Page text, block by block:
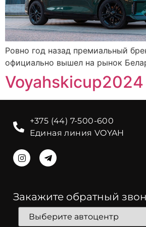
Ровно год назад премиальный
официально вышел на рынок
Voyahskicup2024
+375 (44) 7-500-600
Единая линия VOYAH
Закажите обратный